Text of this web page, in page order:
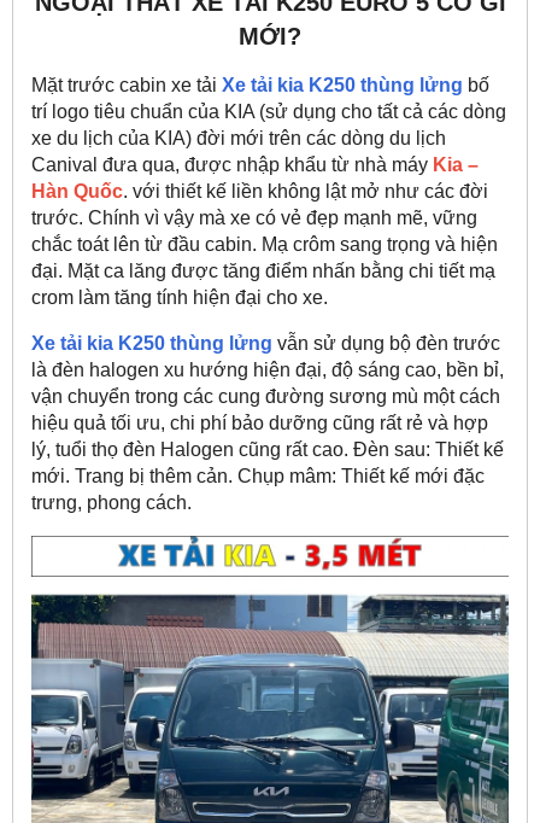
MỚI?
Mặt trước cabin xe tải Xe tải kia K250 thùng lửng bố
trí logo tiêu chuẩn của KIA (sử dụng cho tất cả các dòng
xe du lịch của KIA) đời mới trên các dòng du lịch
Canival đưa qua, được nhập khẩu từ nhà máy Kia –
Hàn Quốc. với thiết kế liền không lật mở như các đời
trước. Chính vì vậy mà xe có vẻ đẹp mạnh mẽ, vững
chắc toát lên từ đầu cabin. Mạ crôm sang trọng và hiện
đại. Mặt ca lăng được tăng điểm nhấn bằng chi tiết mạ
crom làm tăng tính hiện đại cho xe.
Xe tải kia K250 thùng lửng vẫn sử dụng bộ đèn trước
là đèn halogen xu hướng hiện đại, độ sáng cao, bền bỉ,
vận chuyển trong các cung đường sương mù một cách
hiệu quả tối ưu, chi phí bảo dưỡng cũng rất rẻ và hợp
lý, tuổi thọ đèn Halogen cũng rất cao. Đèn sau: Thiết kế
mới. Trang bị thêm cản. Chụp mâm: Thiết kế mới đặc
trưng, phong cách.